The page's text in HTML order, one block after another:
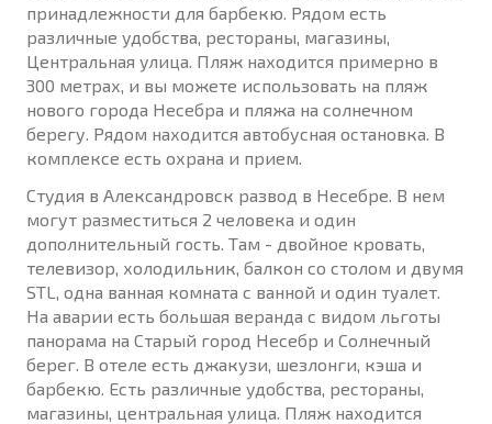
принадлежности для барбекю. Рядом есть
различные удобства, рестораны, магазины,
Центральная улица. Пляж находится примерно в
300 метрах, и вы можете использовать на пляж
нового города Несебра и пляжа на солнечном
берегу. Рядом находится автобусная остановка. В
комплексе есть охрана и прием.
Студия в Александровск развод в Несебре. В нем
могут разместиться 2 человека и один
дополнительный гость. Там - двойное кровать,
телевизор, холодильник, балкон со столом и двумя
STL, одна ванная комната с ванной и один туалет.
На аварии есть большая веранда с видом льготы
панорама на Старый город Несебр и Солнечный
берег. В отеле есть джакузи, шезлонги, кэша и
барбекю. Есть различные удобства, рестораны,
магазины, центральная улица. Пляж находится